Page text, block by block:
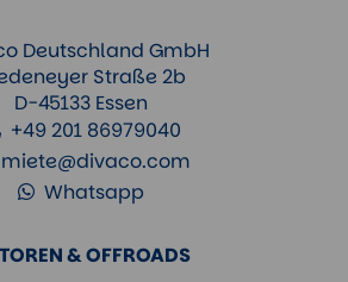
& OFFROADS
Deutschland GmbH
Straße 2b
D-45133 Essen
+49 201 86979040
miete@divaco.com
Whatsapp